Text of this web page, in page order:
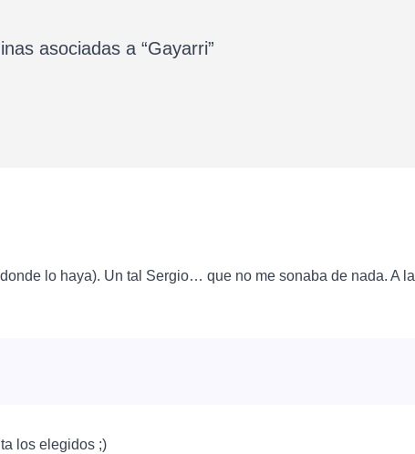
asociadas a “Gayarri”
lo haya). Un tal Sergio… que no me sonaba de nada. A la
los elegidos ;)